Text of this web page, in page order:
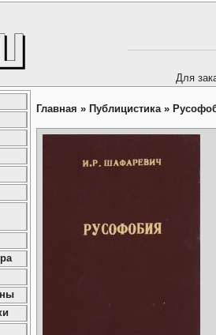
Для
Главная » Публицистика »